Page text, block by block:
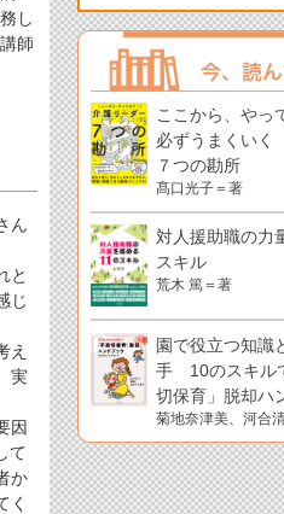
し
師
ん
と
じ
え
実
因
て
か
く
ここから、やっ
必ずうまくい
７つの勘所
髙口光子＝著
対人援助職の力
スキル
荒木 篤＝著
園で役立つ知識
手 10のスキル
切保育」脱却ハ
菊地奈津美、河合